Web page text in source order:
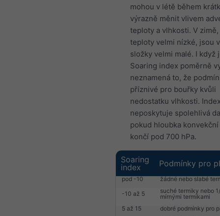
mohou v létě během
výrazně měnit vlivem
teploty a vlhkosti. V
teploty velmi nízké, jsou
složky velmi malé. I když
Soaring index poměrně
neznamená to, že
příznivé pro bouřky kvůli
nedostatku vlhkosti.
neposkytuje spolehlivá
pokud hloubka
končí pod 700 hPa.
Soaring
index
Podmínky pro
pod -10
žádné nebo slabé
-10 až 5
suché termiky nebo
mírnými termikami
5 až 15
dobré podmínky pro